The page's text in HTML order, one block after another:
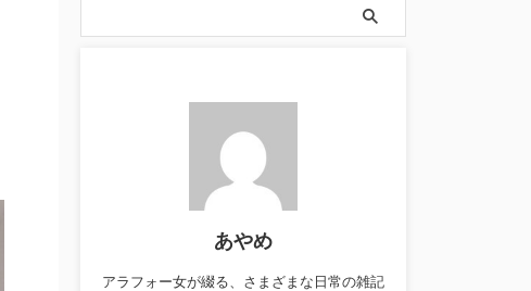
あやめ
アラフォー女が綴る、さまざまな日常の雑記